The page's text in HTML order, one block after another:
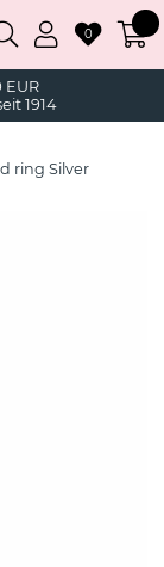
1914
0
ring Silver